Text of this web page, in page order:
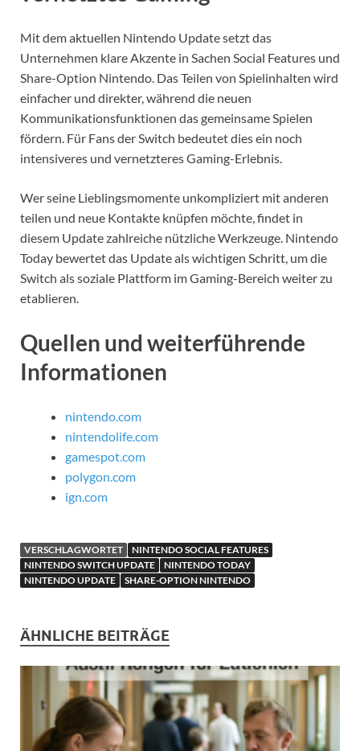
Mit dem aktuellen Nintendo Update setzt das
Unternehmen klare Akzente in Sachen Social Features und
Share-Option Nintendo. Das Teilen von Spielinhalten wird
einfacher und direkter, während die neuen
Kommunikationsfunktionen das gemeinsame Spielen
fördern. Für Fans der Switch bedeutet dies ein noch
intensiveres und vernetzteres Gaming-Erlebnis.
Wer seine Lieblingsmomente unkompliziert mit anderen
teilen und neue Kontakte knüpfen möchte, findet in
diesem Update zahlreiche nützliche Werkzeuge. Nintendo
Today bewertet das Update als wichtigen Schritt, um die
Switch als soziale Plattform im Gaming-Bereich weiter zu
etablieren.
Quellen und weiterführende
Informationen
nintendo.com
nintendolife.com
gamespot.com
polygon.com
ign.com
VERSCHLAGWORTET
NINTENDO SOCIAL FEATURES
NINTENDO SWITCH UPDATE
NINTENDO TODAY
NINTENDO UPDATE
SHARE-OPTION NINTENDO
ÄHNLICHE BEITRÄGE